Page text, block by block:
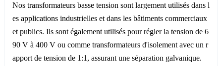
Nos transformateurs basse tension sont largement utilisés dans l
es applications industrielles et dans les bâtiments commerciaux
et publics. Ils sont également utilisés pour régler la tension de 6
90 V à 400 V ou comme transformateurs d'isolement avec un r
apport de tension de 1:1, assurant une séparation galvanique.